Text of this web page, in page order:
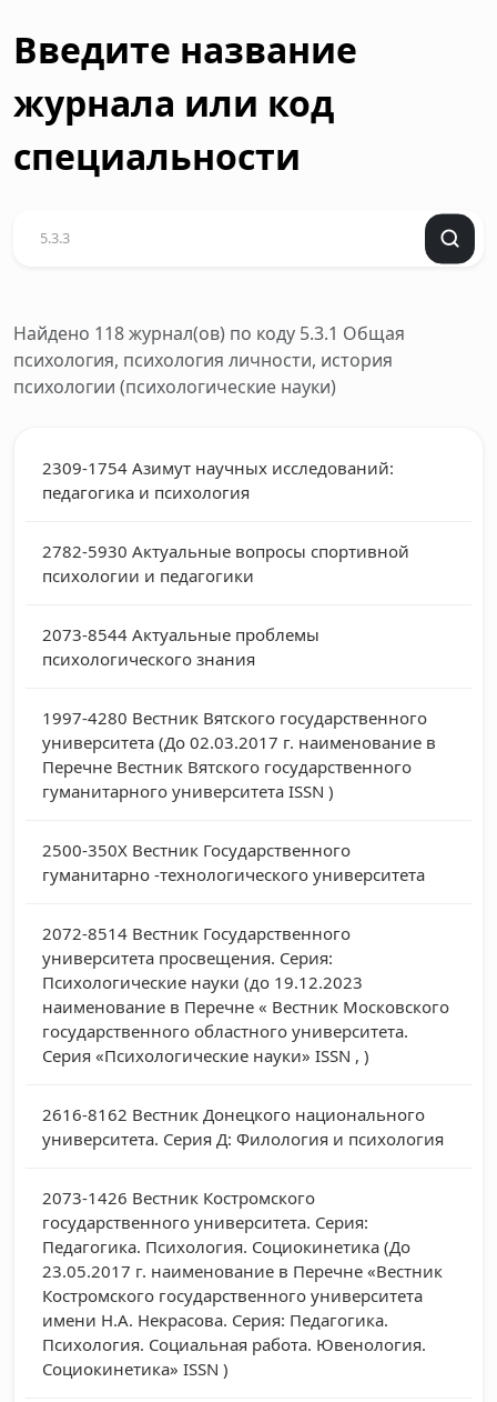
Введите название
журнала или код
специальности
Найдено 118 журнал(ов) по коду 5.3.1 Общая
психология, психология личности, история
психологии (психологические науки)
2309-1754 Азимут научных исследований:
педагогика и психология
2782-5930 Актуальные вопросы спортивной
психологии и педагогики
2073-8544 Актуальные проблемы
психологического знания
1997-4280 Вестник Вятского государственного
университета (До 02.03.2017 г. наименование в
Перечне Вестник Вятского государственного
гуманитарного университета ISSN )
2500-350X Вестник Государственного
гуманитарно -технологического университета
2072-8514 Вестник Государственного
университета просвещения. Серия:
Психологические науки (до 19.12.2023
наименование в Перечне « Вестник Московского
государственного областного университета.
Серия «Психологические науки» ISSN , )
2616-8162 Вестник Донецкого национального
университета. Серия Д: Филология и психология
2073-1426 Вестник Костромского
государственного университета. Серия:
Педагогика. Психология. Социокинетика (До
23.05.2017 г. наименование в Перечне «Вестник
Костромского государственного университета
имени Н.А. Некрасова. Серия: Педагогика.
Психология. Социальная работа. Ювенология.
Социокинетика» ISSN )